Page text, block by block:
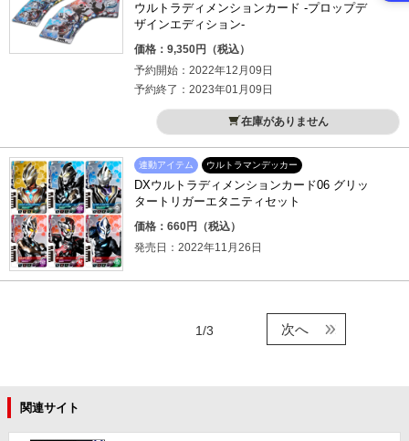
ウルトラディメンションカード -プロップデ
ザインエディション-
価格：9,350円（税込）
予約開始：2022年12月09日
予約終了：2023年01月09日
在庫がありません
連動アイテム ウルトラマンデッカー
DXウルトラディメンションカード06 グリッ
タートリガーエタニティセット
価格：660円（税込）
発売日：2022年11月26日
1/3 次へ
関連サイト